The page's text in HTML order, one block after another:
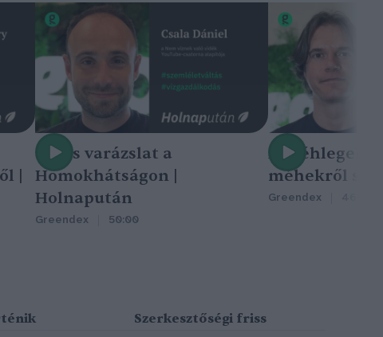
|
Nincs varázslat a
Homokhátságon |
Holnapután
Greendex 50:00
A méhlegelő
méhekről
Greendex